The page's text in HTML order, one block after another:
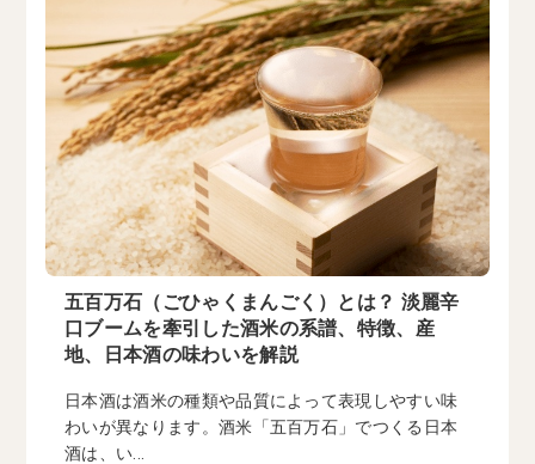
五百万石（ごひゃくまんごく）とは？ 淡麗辛
口ブームを牽引した酒米の系譜、特徴、産
地、日本酒の味わいを解説
日本酒は酒米の種類や品質によって表現しやすい味
わいが異なります。酒米「五百万石」でつくる日本
酒は、い...